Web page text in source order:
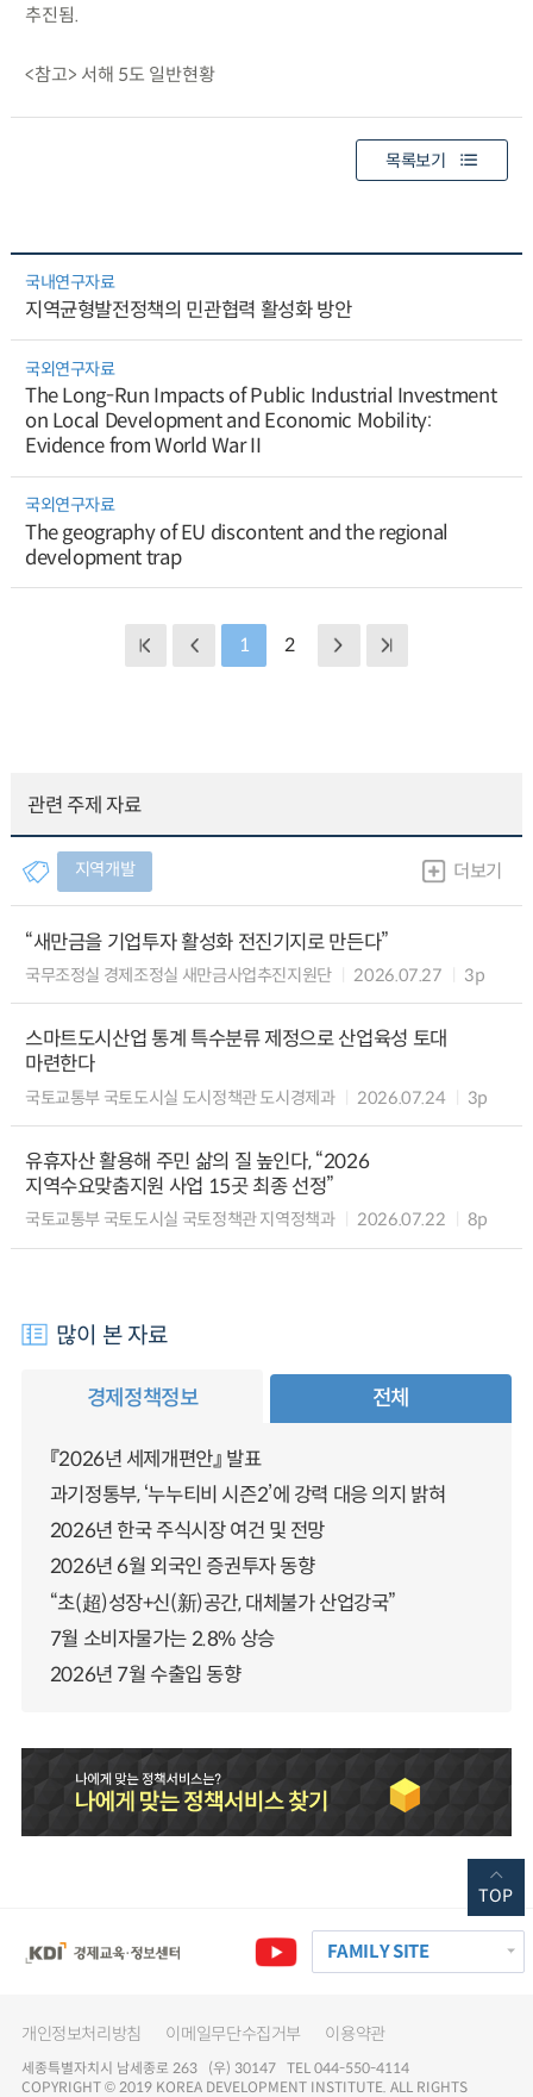
추진됨.
<참고> 서해 5도 일반현황
목록보기
국내연구자료
지역균형발전정책의 민관협력 활성화 방안
국외연구자료
The Long-Run Impacts of Public Industrial Investment
on Local Development and Economic Mobility:
Evidence from World War II
국외연구자료
The geography of EU discontent and the regional
development trap
1 2
관련 주제 자료
지역개발 더보기
“새만금을 기업투자 활성화 전진기지로 만든다”
국무조정실 경제조정실 새만금사업추진지원단 2026.07.27 3p
스마트도시산업 통계 특수분류 제정으로 산업육성 토대
마련한다
국토교통부 국토도시실 도시정책관 도시경제과 2026.07.24 3p
유휴자산 활용해 주민 삶의 질 높인다, “2026
지역수요맞춤지원 사업 15곳 최종 선정”
국토교통부 국토도시실 국토정책관 지역정책과 2026.07.22 8p
많이 본 자료
경제정책정보 전체
『2026년 세제개편안』 발표
과기정통부, ‘누누티비 시즌2’에 강력 대응 의지 밝혀
2026년 한국 주식시장 여건 및 전망
2026년 6월 외국인 증권투자 동향
“초(超)성장+신(新)공간, 대체불가 산업강국”
7월 소비자물가는 2.8% 상승
2026년 7월 수출입 동향
FAMILY SITE
개인정보처리방침 이메일무단수집거부 이용약관
세종특별자치시 남세종로 263 (우) 30147 TEL 044-550-4114
COPYRIGHT © 2019 KOREA DEVELOPMENT INSTITUTE. ALL RIGHTS
TOP